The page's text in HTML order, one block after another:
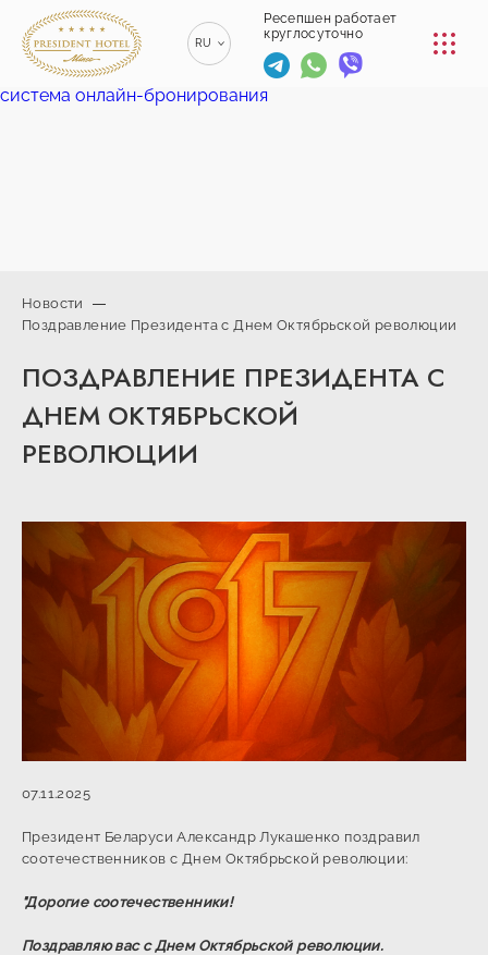
Ресепшен работает
круглосуточно
RU
ENGLISH
EN
КОНФЕРЕНЦ-ЗАЛЫ
РЕСТОРАНЫ
hotel.by
+375 (29) 173-
10-74
+375 (17)
00
(44) 774-
круглосуточно
система онлайн-бронирования
Новости
Поздравление Президента с Днем Октябрьской революции
ПОЗДРАВЛЕНИЕ ПРЕЗИДЕНТА С
ДНЕМ ОКТЯБРЬСКОЙ
РЕВОЛЮЦИИ
07.11.2025
Президент Беларуси Александр Лукашенко поздравил
соотечественников с Днем Октябрьской революции:
"Дорогие соотечественники!
Поздравляю вас с Днем Октябрьской революции.